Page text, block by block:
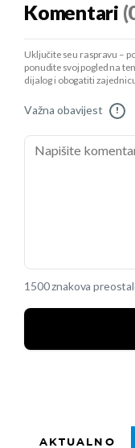
Komentari
Uključite se u raspravu –
ponudite svoj pogled na
dijalog i obogatiti
Važna obavijest !
1500 znakova
AKTUALNO